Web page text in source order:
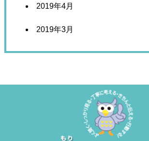
2019年4月
2019年3月